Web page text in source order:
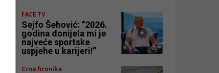
FACE TV
Sejfo Šehović: “2026.
godina donijela mi je
najveće sportske
uspjehe u karijeri!”
Crna hronika